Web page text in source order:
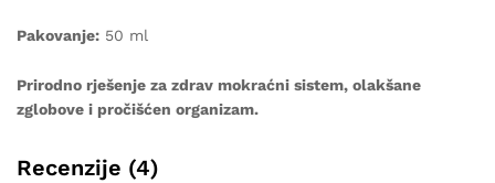
Pakovanje: 50 ml
Prirodno rješenje za zdrav mokraćni sistem, olakšane
zglobove i pročišćen organizam.
Recenzije (4)